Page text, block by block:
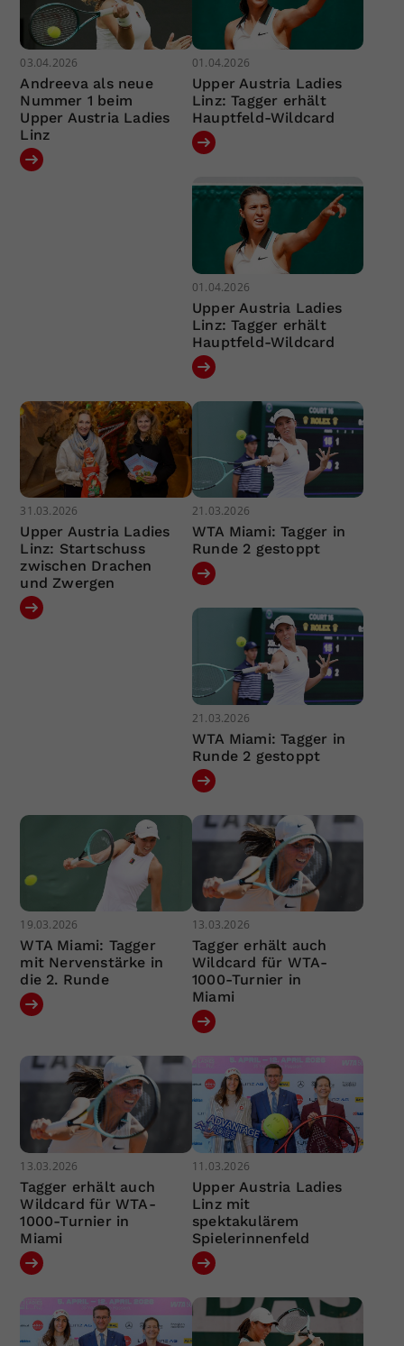
03.04.2026
Andreeva als neue
Nummer 1 beim
Upper Austria Ladies
Linz
01.04.2026
Upper Austria Ladies
Linz: Tagger erhält
Hauptfeld-Wildcard
01.04.2026
Upper Austria Ladies
Linz: Tagger erhält
Hauptfeld-Wildcard
31.03.2026
Upper Austria Ladies
Linz: Startschuss
zwischen Drachen
und Zwergen
21.03.2026
WTA Miami: Tagger in
Runde 2 gestoppt
21.03.2026
WTA Miami: Tagger in
Runde 2 gestoppt
19.03.2026
WTA Miami: Tagger
mit Nervenstärke in
die 2. Runde
13.03.2026
Tagger erhält auch
Wildcard für WTA-
1000-Turnier in
Miami
13.03.2026
Tagger erhält auch
Wildcard für WTA-
1000-Turnier in
Miami
11.03.2026
Upper Austria Ladies
Linz mit
spektakulärem
Spielerinnenfeld